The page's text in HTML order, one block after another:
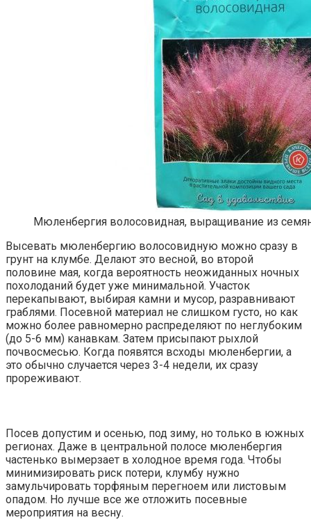
Мюленбергия волосовидная, выращивание из
Высевать мюленбергию волосовидную можно сразу в
грунт на клумбе. Делают это весной, во второй
половине мая, когда вероятность неожиданных ночных
похолоданий будет уже минимальной. Участок
перекапывают, выбирая камни и мусор, разравнивают
граблями. Посевной материал не слишком густо, но как
можно более равномерно распределяют по неглубоким
(до 5-6 мм) канавкам. Затем присыпают рыхлой
почвосмесью. Когда появятся всходы мюленбергии, а
это обычно случается через 3-4 недели, их сразу
прореживают.
Посев допустим и осенью, под зиму, но только в южных
регионах. Даже в центральной полосе мюленбергия
частенько вымерзает в холодное время года. Чтобы
минимизировать риск потери, клумбу нужно
замульчировать торфяным перегноем или листовым
опадом. Но лучше все же отложить посевные
мероприятия на весну.